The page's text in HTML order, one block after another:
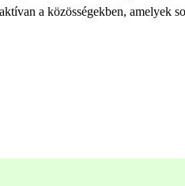
a közösségekben, amelyek